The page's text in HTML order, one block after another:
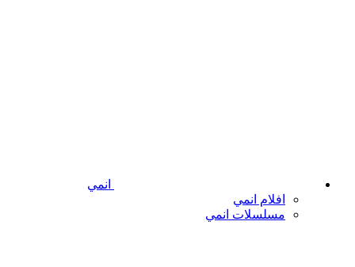
انمي
افلام انمي
مسلسلات انمي